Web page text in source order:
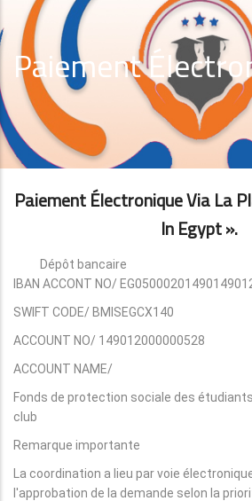
Paiement
Paiement Électronique Via La
In Egypt ».
Dépôt bancaire
IBAN ACCONT NO/
SWIFT CODE/ BMISEGCX140
ACCOUNT NO/ 149012000000528
ACCOUNT NAME/
Fonds de protection sociale des
club
Remarque importante
La coordination a lieu par voie
l'approbation de la demande selon la